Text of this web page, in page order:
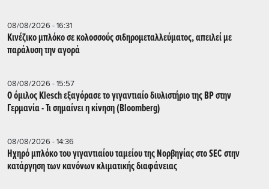
08/08/2026 - 16:31
Κινέζικο μπλόκο σε κολοσσούς σιδηρομεταλλεύματος, απειλεί με
παράλυση την αγορά
08/08/2026 - 15:57
Ο όμιλος Klesch εξαγόρασε το γιγαντιαίο διυλιστήριο της BP στην
Γερμανία - Τι σημαίνει η κίνηση (Βloomberg)
08/08/2026 - 14:36
Ηχηρό μπλόκο του γιγαντιαίου ταμείου της Νορβηγίας στο SEC στην
κατάργηση των κανόνων κλιματικής διαφάνειας